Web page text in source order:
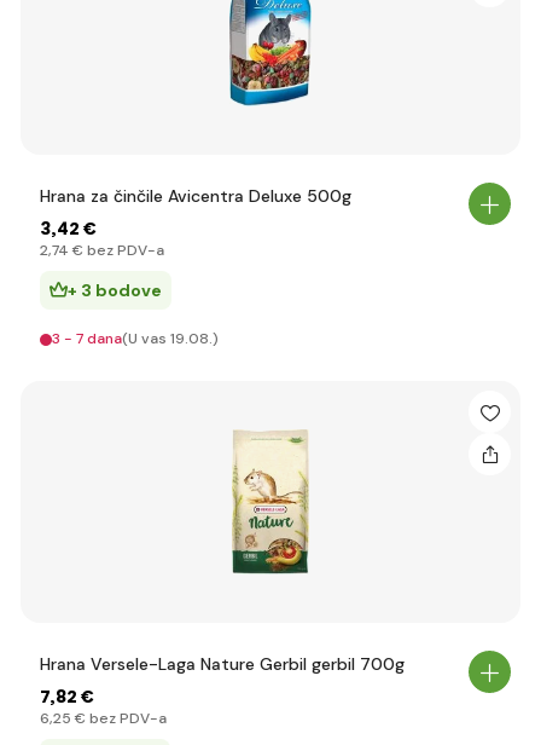
Hrana za činčile Avicentra Deluxe 500g
3,42 €
2,74 € bez PDV-a
+ 3 bodove
3 - 7 dana(U vas 19.08.)
Hrana Versele-Laga Nature Gerbil gerbil 700g
7,82 €
6,25 € bez PDV-a